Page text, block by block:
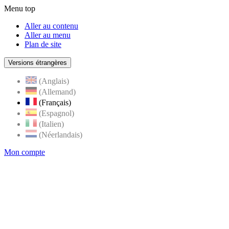
Menu top
Aller au contenu
Aller au menu
Plan de site
Versions étrangères
(Anglais)
(Allemand)
(Français)
(Espagnol)
(Italien)
(Néerlandais)
Mon compte